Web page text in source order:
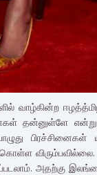
வாழ்கின்ற
தன்னுள்ளே
பிரச்சினைகள்
அதற்கு